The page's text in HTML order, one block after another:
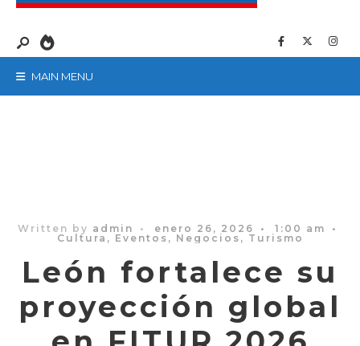
MAIN MENU
Written by admin • enero 26, 2026 • 1:00 am
•
Cultura , Eventos , Negocios , Turismo
León fortalece su
proyección global